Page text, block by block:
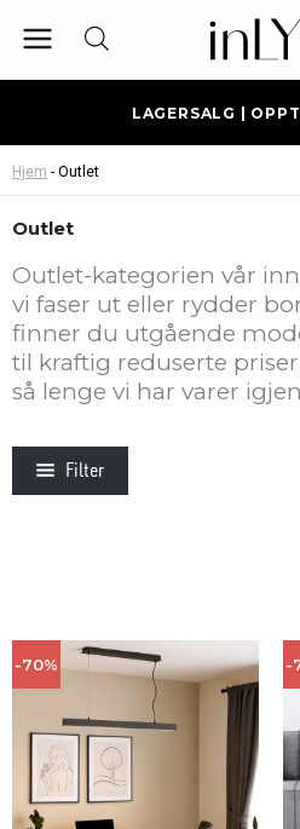
rett
LAGERSALG |
Hjem - Outlet
Outlet
Outlet-kategorien vår
vi fas­er ut eller rydder
finner du utgående
til kraftig reduserte
så lenge vi har varer
Filter
-70% -